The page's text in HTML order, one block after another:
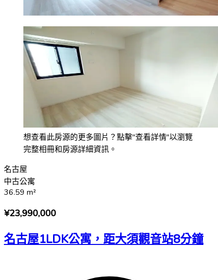
想查看此房源的更多圖片？點擊"查看詳情"以瀏覽
完整相冊和房源詳細資訊。
名古屋
中古公寓
36.59 m²
¥23,990,000
名古屋1LDK公寓，距大須觀音站8分鐘